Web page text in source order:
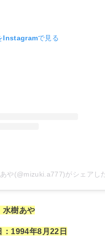
Instagramで見る
や(@mizuki.a777)がシェアし
水樹あや
：1994年8月22日